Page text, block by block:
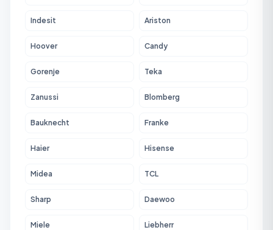
Indesit Ariston
Hoover Candy
Gorenje Teka
Zanussi Blomberg
Bauknecht Franke
Haier Hisense
Midea TCL
Sharp Daewoo
Miele Liebherr